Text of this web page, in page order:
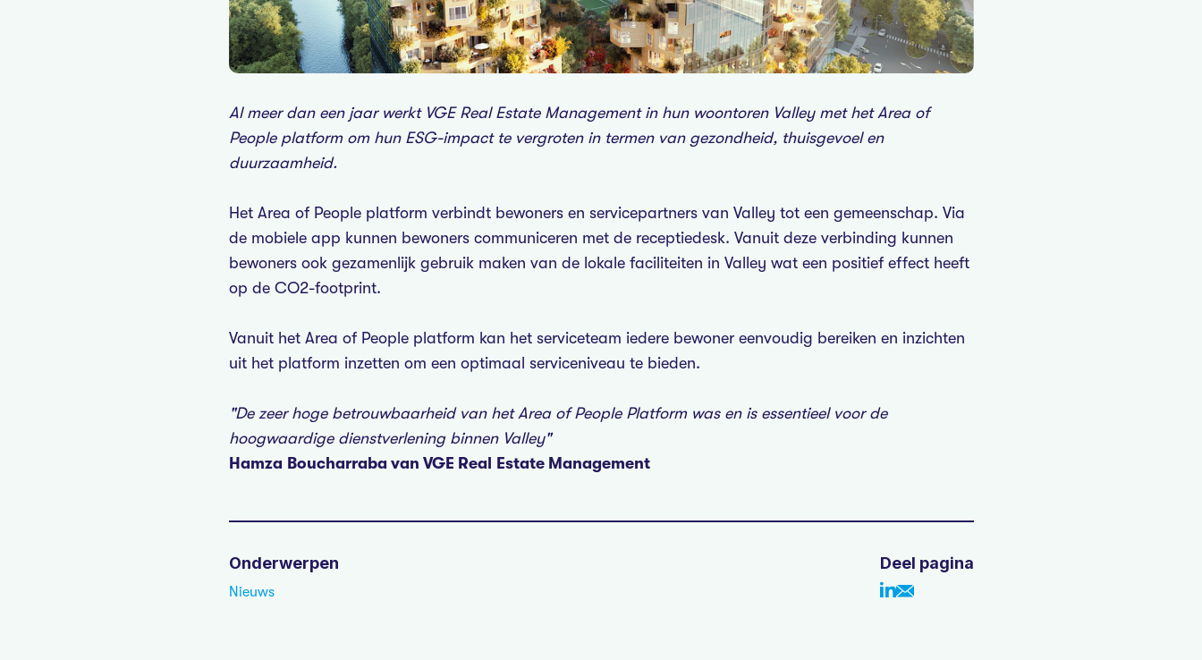
Al meer dan een jaar werkt VGE Real Estate Management in hun woontoren Valley met het Area of
People platform om hun ESG-impact te vergroten in termen van gezondheid, thuisgevoel en
duurzaamheid.
Het Area of People platform verbindt bewoners en servicepartners van Valley tot een gemeenschap. Via
de mobiele app kunnen bewoners communiceren met de receptiedesk. Vanuit deze verbinding kunnen
bewoners ook gezamenlijk gebruik maken van de lokale faciliteiten in Valley wat een positief effect heeft
op de CO2-footprint.
Vanuit het Area of People platform kan het serviceteam iedere bewoner eenvoudig bereiken en inzichten
uit het platform inzetten om een optimaal serviceniveau te bieden.
"De zeer hoge betrouwbaarheid van het Area of People Platform was en is essentieel voor de
hoogwaardige dienstverlening binnen Valley"
Hamza Boucharraba van VGE Real Estate Management
Onderwerpen
Nieuws
Deel pagina